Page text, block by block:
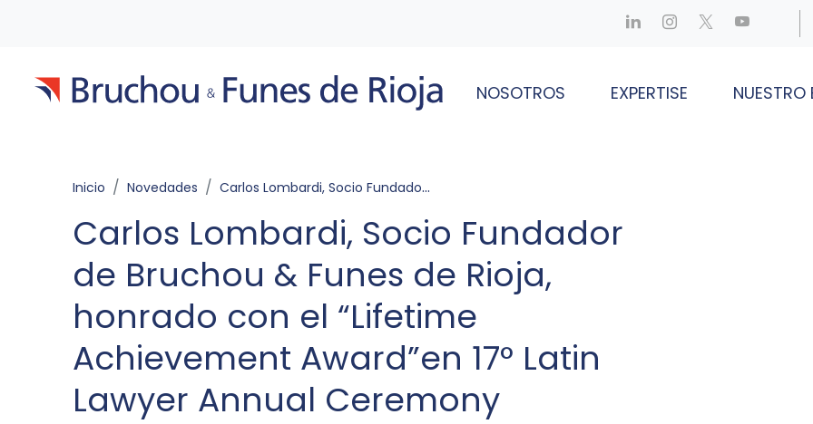
NOSOTROS EXPERTISE NUESTRO
Inicio Novedades Carlos Lombardi, Socio Fundador de Bruchou & Funes de Rioja, honrado con el “Lifetime Achievement Award”en 17° Latin Lawyer Annual Ceremony
Carlos Lombardi, Socio Fundador
de Bruchou & Funes de Rioja,
honrado con el “Lifetime
Achievement Award”en 17° Latin
Lawyer Annual Ceremony